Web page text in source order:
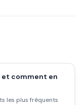
et comment en
les plus fréquents